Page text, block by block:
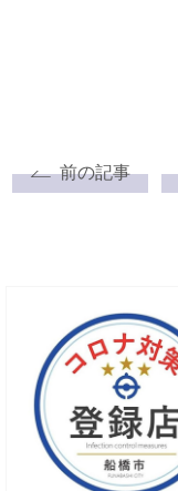
前の記事